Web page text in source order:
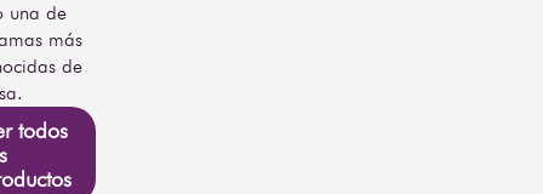
una de
más
de
todos